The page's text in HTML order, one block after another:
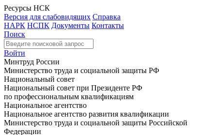
Ресурсы НСК
Версия для слабовидящих Справка
НАРК НСПК Документы Контакты
Поиск
Войти
Минтруд России
Министерство труда и социальной защиты РФ
Национальный совет
Национальный совет при Президенте РФ
по профессиональным квалификациям
Национальное агентство
Национальное агентство развития квалификации
Министерство труда и социальной защиты Российской
Федерации